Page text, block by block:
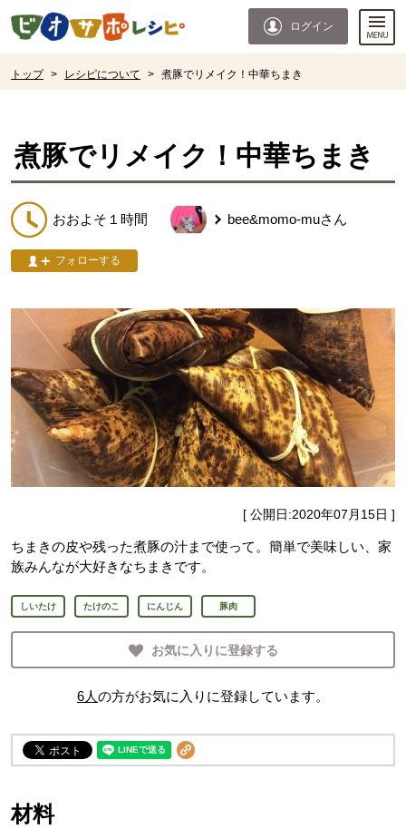
ページの先頭です。
ログイン
トップ > レシピについて > 煮豚でリメイク！中華ちまき
煮豚でリメイク！中華ちまき
おおよそ１時間 bee&momo-muさん
フォローする
[ 公開日:2020年07月15日 ]
ちまきの皮や残った煮豚の汁まで使って。簡単で美味しい、家
族みんなが大好きなちまきです。
しいたけ たけのこ にんじん 豚肉
お気に入りに登録する
6人の方がお気に入りに登録しています。
材料